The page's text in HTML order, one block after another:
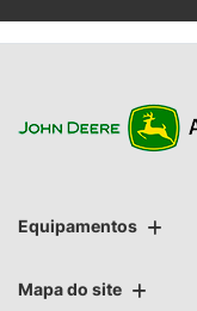
Equipamentos
Mapa do site